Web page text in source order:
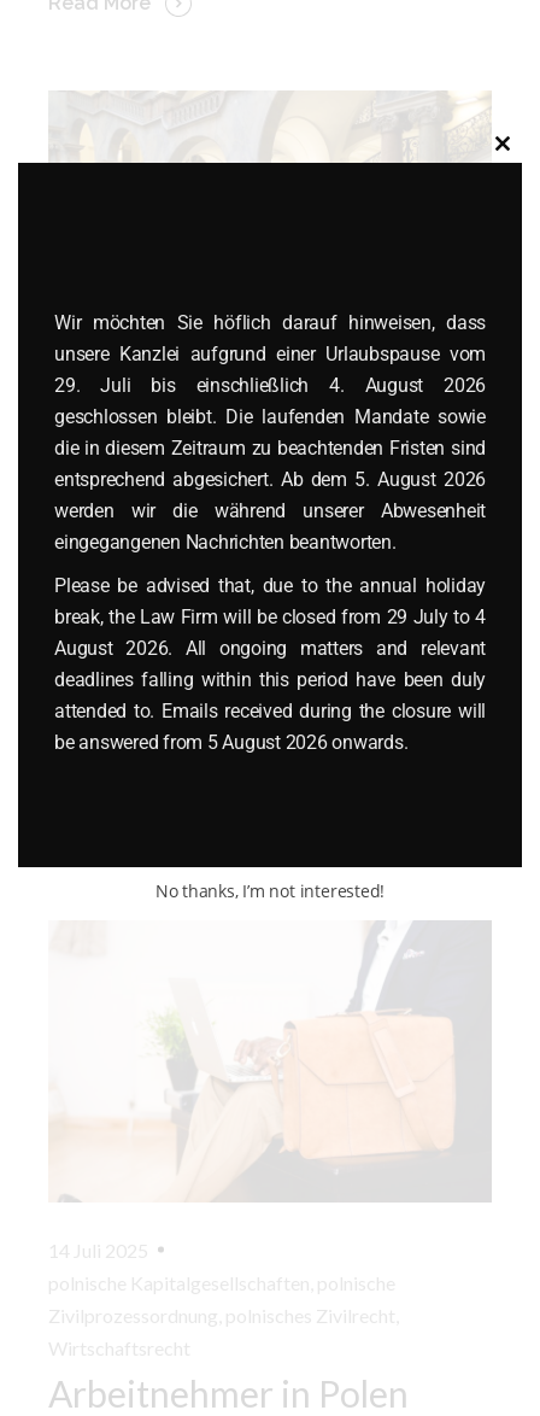
24 Juli 2025
Zivilprozessordnung
polnisches Gesellschaftsrecht
polnisches Zivilrecht
Anfechtung von
Beschlüssen der
Geschäftsführung sowie
des Aufsichtsrats einer
14 Juli 2025
polnische Kapitalgesellschaften polnische
Zivilprozessordnung polnisches Zivilrecht
Wirtschaftsrecht
Arbeitnehmer in Polen
Close
Wir möchten Sie höflich darauf hinweisen, dass
unsere Kanzlei aufgrund einer Urlaubspause vom
29. Juli bis einschließlich 4. August 2026
geschlossen bleibt. Die laufenden Mandate sowie
die in diesem Zeitraum zu beachtenden Fristen sind
entsprechend abgesichert. Ab dem 5. August 2026
werden wir die während unserer Abwesenheit
eingegangenen Nachrichten beantworten.
Please be advised that, due to the annual holiday
break, the Law Firm will be closed from 29 July to 4
August 2026. All ongoing matters and relevant
deadlines falling within this period have been duly
attended to. Emails received during the closure will
be answered from 5 August 2026 onwards.
No thanks, I’m not interested!